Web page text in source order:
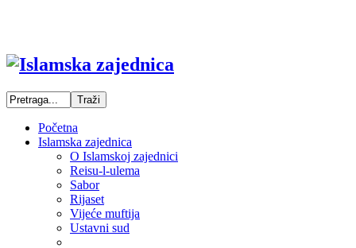
Početna
Islamska zajednica
O Islamskoj zajednici
Reisu-l-ulema
Sabor
Rijaset
Vijeće muftija
Ustavni sud